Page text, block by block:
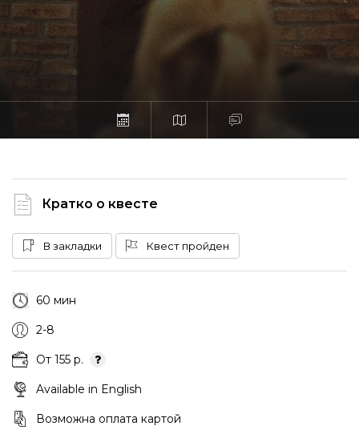
Кратко о квесте
В закладки Квест пройден
60 мин
2-8
От 155 р.
Available in English
Возможна оплата картой